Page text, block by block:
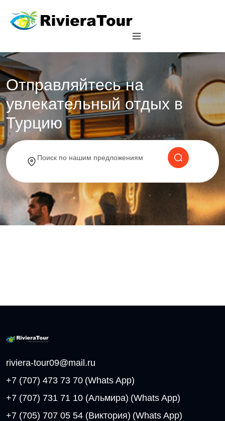
Отправляйтесь на
увлекательный отдых в
Турцию
riviera-tour09@mail.ru
+7 (707) 473 73 70 (Whats App)
+7 (707) 731 71 10 (Альмира) (Whats App)
+7 (705) 707 05 54 (Виктория) (Whats App)